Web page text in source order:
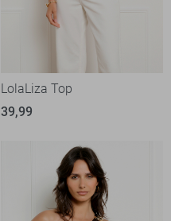
LolaLiza Top
39,99